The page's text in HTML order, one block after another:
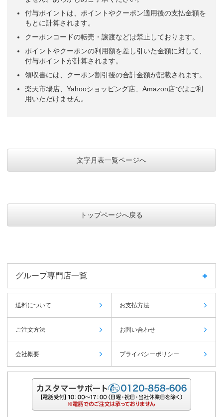
付与ポイントは、ポイントやクーポン適用後の支払金額を
もとに計算されます。
クーポンコードの転売・譲渡などは禁止しております。
ポイントやクーポンの利用額を差し引いた金額に対して、
付与ポイントが計算されます。
領収書には、クーポン割引後の合計金額が記載されます。
楽天市場店、Yahooショッピング店、Amazon店ではご利
用いただけません。
文字月表一覧ページへ
トップページへ戻る
グループ専門店一覧
送料について お支払方法
ご注文方法 お問い合わせ
会社概要 プライバシーポリシー